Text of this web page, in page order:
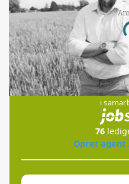
i
76
Opret agent